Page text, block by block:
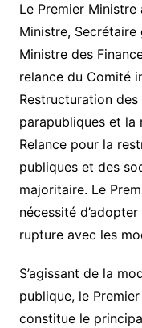
Le Premier Ministre
Ministre, Secrétaire
Ministre des
relance du Comité
Restructuration
parapubliques et la
Relance pour la
publiques et des
majoritaire. Le
nécessité
rupture avec les
S’agissant de la
publique, le
constitue le